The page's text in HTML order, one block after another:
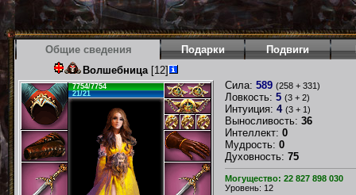
Общие сведения Подарки Подвиги
Волшебница[12]
7754/7754
21/21
Сила: 589 (258 + 331)
Ловкость: 5 (3 + 2)
Интуиция: 4 (3 + 1)
Выносливость: 36
Интеллект: 0
Мудрость: 0
Духовность: 75
Могущество: 22 827 898 030
Уровень: 12